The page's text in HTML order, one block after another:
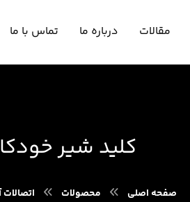
مقالات درباره ما تماس با ما
كليد شير
صفحه اصلی محصولات اتصالات